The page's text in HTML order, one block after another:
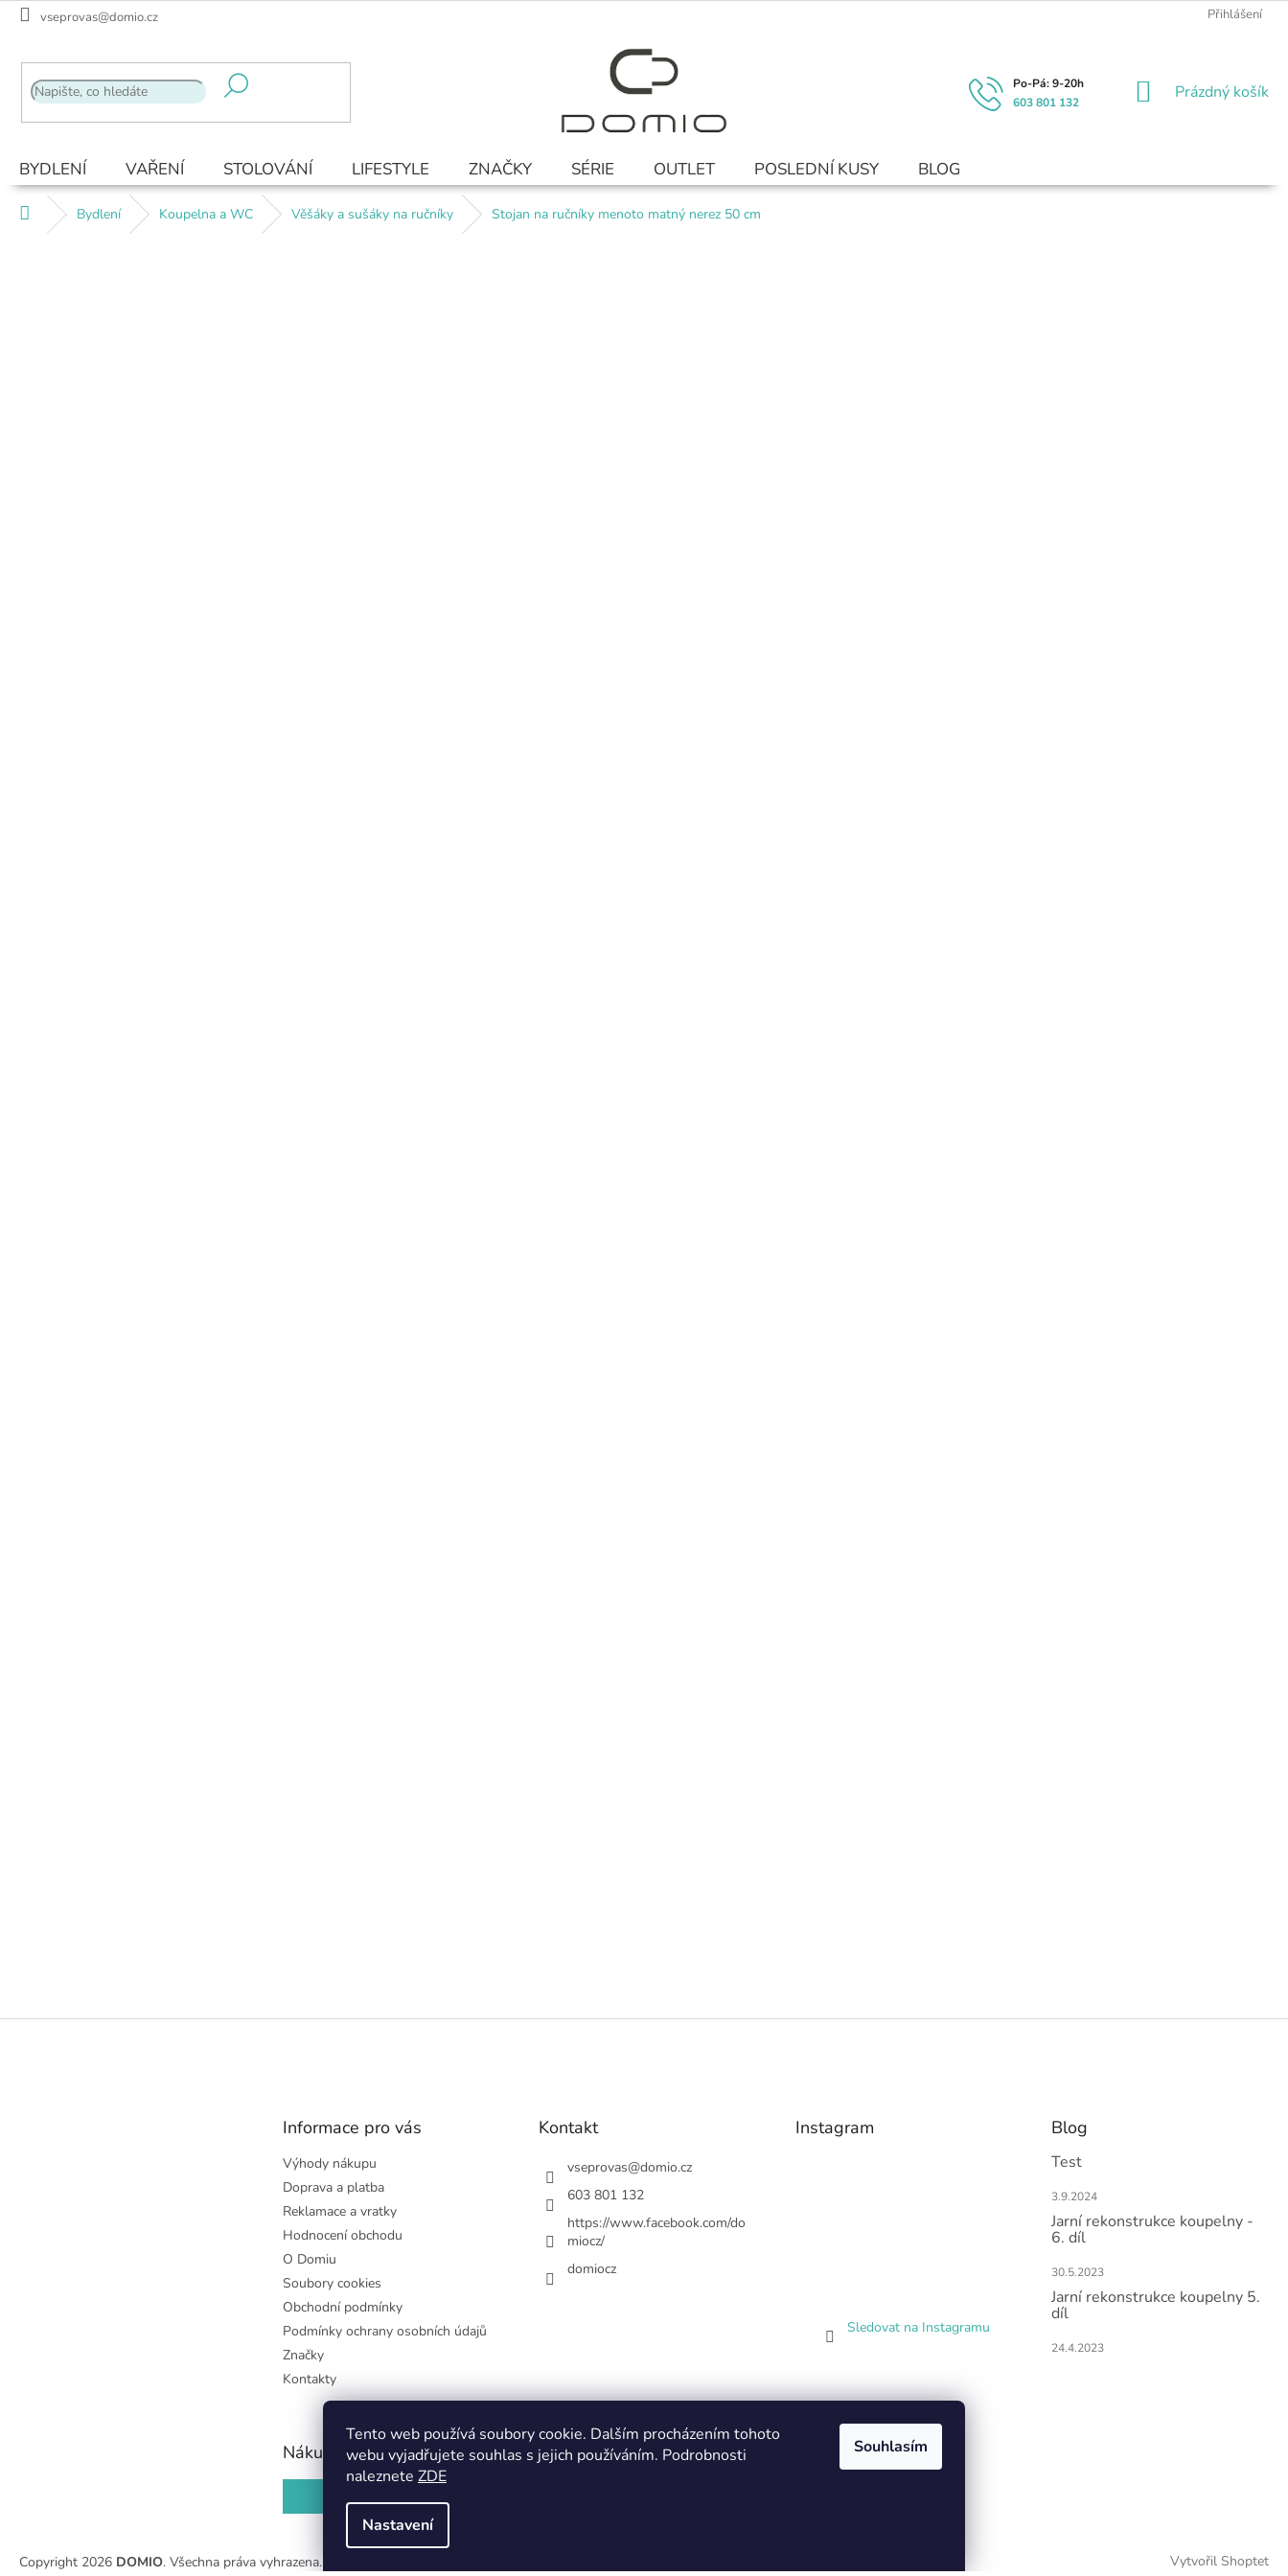
Tento web používá soubory cookie. Dalším procházením tohoto
webu vyjadřujete souhlas s jejich používáním. Podrobnosti
naleznete ZDE
Nastavení
Souhlasím
Přejít
vseprovas@domio.cz Přihlášení
603 801 132
NÁKUPNÍ
Prázdný košík
BYDLENÍ VAŘENÍ STOLOVÁNÍ LIFESTYLE ZNAČKY SÉRIE OUTLET POSLEDNÍ KUSY BLOG
Domů Bydlení Koupelna a WC Věšáky a sušáky na ručníky Stojan na ručníky menoto matný nerez 50 cm
Z
Informace pro vás
Výhody nákupu
Doprava a platba
Reklamace a vratky
Hodnocení obchodu
O Domiu
Soubory cookies
Obchodní podmínky
Podmínky ochrany osobních údajů
Značky
Kontakty
Kontakt
vseprovas@domio.cz
603 801 132
https://www.facebook.com/do
miocz/
domiocz
Instagram
Sledovat na Instagramu
Blog
Test
3.9.2024
Jarní rekonstrukce koupelny -
6. díl
30.5.2023
Jarní rekonstrukce koupelny 5.
díl
24.4.2023
Nákupní košík
Vytvořil Shoptet
Copyright 2026 DOMIO. Všechna práva vyhrazena.